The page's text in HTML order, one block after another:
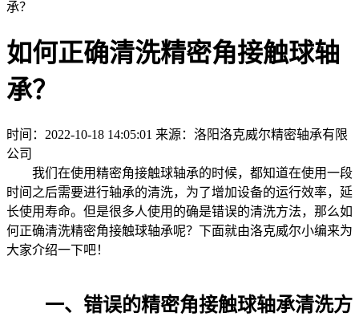
承？
如何正确清洗精密角接触球轴
承？
时间：2022-10-18 14:05:01 来源：洛阳洛克威尔精密轴承有限
公司
我们在使用精密角接触球轴承的时候，都知道在使用一段
时间之后需要进行轴承的清洗，为了增加设备的运行效率，延
长使用寿命。但是很多人使用的确是错误的清洗方法，那么如
何正确清洗精密角接触球轴承呢？下面就由洛克威尔小编来为
大家介绍一下吧！
一、错误的精密角接触球轴承清洗方